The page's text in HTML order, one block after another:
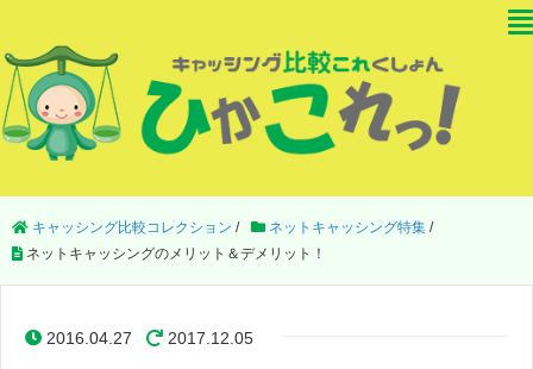
キャッシング比較コレクション / ネットキャッシング特集 /
ネットキャッシングのメリット＆デメリット！
2016.04.27 2017.12.05